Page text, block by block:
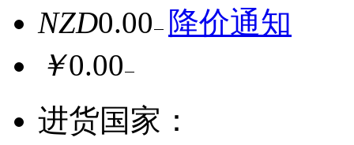
NZD0.00 降价通知
￥0.00
进货国家：